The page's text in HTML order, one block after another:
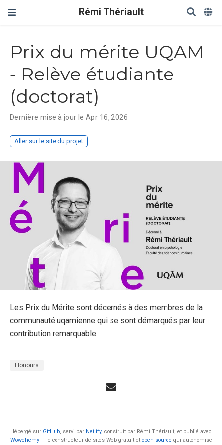
Rémi Thériault
Prix du mérite UQAM
‑ Relève étudiante
(doctorat)
Dernière mise à jour le Apr 16, 2026
Aller sur le site du projet
Les Prix du Mérite sont décernés à des membres de la
communauté uqamienne qui se sont démarqués par leur
contribution remarquable.
Honours
Hébergé sur GitHub, servi par Netlify, construit par Rémi Thériault, et publié avec
Wowchemy— le constructeur de sites Web gratuit et open source qui autonomise